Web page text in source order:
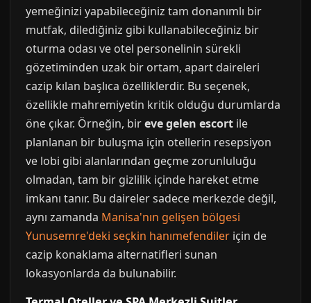
yemeğinizi yapabileceğiniz tam donanımlı bir
mutfak, dilediğiniz gibi kullanabileceğiniz bir
oturma odası ve otel personelinin sürekli
gözetiminden uzak bir ortam, apart daireleri
cazip kılan başlıca özelliklerdir. Bu seçenek,
özellikle mahremiyetin kritik olduğu durumlarda
öne çıkar. Örneğin, bireve gelen escort ile
planlanan bir buluşma için otellerin resepsiyon
ve lobi gibi alanlarından geçme zorunluluğu
olmadan, tam bir gizlilik içinde hareket etme
imkanı tanır. Bu daireler sadece merkezde değil,
aynı zamanda Manisa'nın gelişen bölgesi
Yunusemre'deki seçkin hanımefendiler için de
cazip konaklama alternatifleri sunan
lokasyonlarda da bulunabilir.